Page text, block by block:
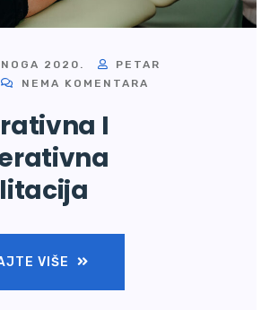
2020.
PETAR
NEMA KOMENTARA
I
VIŠE